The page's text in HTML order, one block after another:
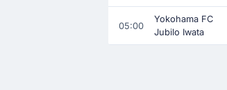
05:00
Yokohama FC
Jubilo Iwata